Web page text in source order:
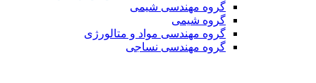
گروه مهندسی شیمی
گروه شیمی
گروه مهندسی مواد و متالورژی
گروه مهندسی نساجی